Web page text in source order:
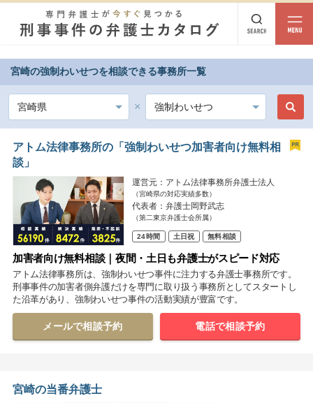
都道府県から探す
北海道・東北
北海道 青森 岩手 宮城 秋田 山形 福島
北陸・甲信越
新潟 富山 石川 福井 山梨 長野
関東
茨城 栃木 群馬 埼玉 東京 神奈川
東海
岐阜 静岡 愛知 三重
関西
中国
宮崎の強制わいせつを相談できる事務所一覧
アトム法律事務所の「強制わいせつ加害者向け無料相
談」
運営元：アトム法律事務所弁護士法人
（宮崎県の対応実績多数）
代表者：弁護士岡野武志
（第二東京弁護士会所属）
24時間 土日祝 無料相談
加害者向け無料相談｜夜間・土日も弁護士がスピード対応
アトム法律事務所は、強制わいせつ事件に注力する弁護士事務所です。
刑事事件の加害者側弁護だけを専門に取り扱う事務所としてスタートし
た沿革があり、強制わいせつ事件の活動実績が豊富です。
メールで相談予約 電話で相談予約
宮崎の当番弁護士